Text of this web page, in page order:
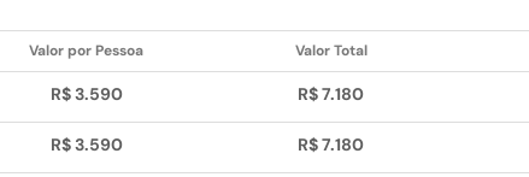
Valor por Pessoa Valor Total
R$ 3.590 R$ 7.180
R$ 3.590 R$ 7.180